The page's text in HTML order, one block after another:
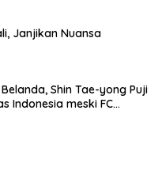
Janjikan Nuansa
Shin Tae-yong Puji
Indonesia meski FC